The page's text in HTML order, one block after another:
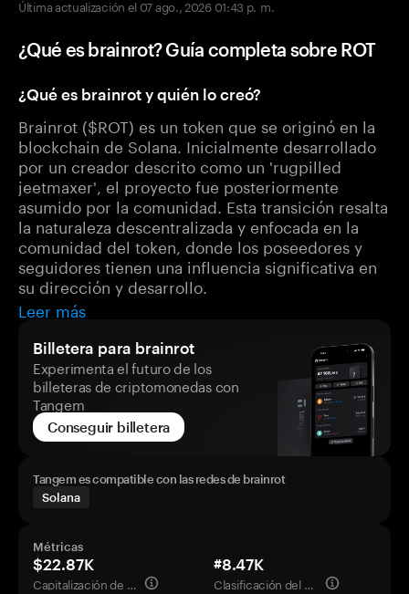
Última actualización el 07 ago., 2026 01:43 p. m.
¿Qué es brainrot? Guía completa sobre ROT
¿Qué es brainrot y quién lo creó?
Brainrot ($ROT) es un token que se originó en la
blockchain de Solana. Inicialmente desarrollado
por un creador descrito como un 'rugpilled
jeetmaxer', el proyecto fue posteriormente
asumido por la comunidad. Esta transición resalta
la naturaleza descentralizada y enfocada en la
comunidad del token, donde los poseedores y
seguidores tienen una influencia significativa en
su dirección y desarrollo.
Leer más
Billetera para brainrot
Experimenta el futuro de los
billeteras de criptomonedas con
Tangem
Conseguir billetera
Tangem es compatible con las redes de brainrot
Solana
Métricas
$22.87K
Capitalización de mercado
#8.47K
Clasificación del mercado